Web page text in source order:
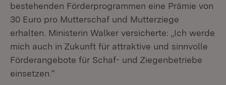
bestehenden Förderprogrammen eine Prämie von
30 Euro pro Mutterschaf und Mutterziege
erhalten. Ministerin Walker versicherte: „Ich werde
mich auch in Zukunft für attraktive und sinnvolle
Förderangebote für Schaf- und Ziegenbetriebe
einsetzen.“